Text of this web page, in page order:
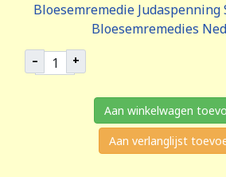
Bloesemremedie Judaspenning
Bloesemremedies
– +
Aan winkelwagen
Aan verlanglijst